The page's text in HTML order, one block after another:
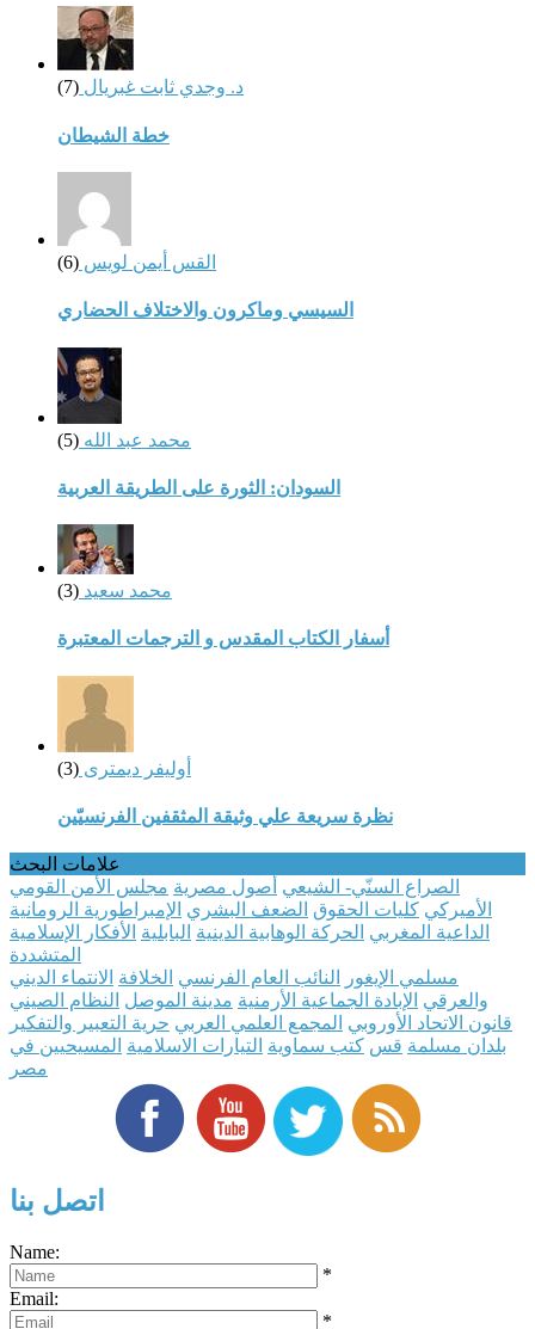
د. وجدي ثابت غبريال (7)
خطة الشيطان
القس أيمن لويس (6)
السيسي وماكرون والاختلاف الحضاري
محمد عبد الله (5)
السودان: الثورة على الطريقة العربية
محمد سعيد (3)
أسفار الكتاب المقدس و الترجمات المعتبرة
أوليفر ديمترى (3)
نظرة سريعة علي وثيقة المثقفين الفرنسيّين
علامات البحث
الصراع السنّي- الشيعي أصول مصرية مجلس الأمن القومي
الأميركي كليات الحقوق الضعف البشري الإمبراطورية الرومانية
الداعية المغربي الحركة الوهابية الدينية البابلية الأفكار الإسلامية
المتشددة
مسلمي الإيغور
النائب العام الفرنسي الخلافة الانتماء الديني
والعرقي الإبادة الجماعية الأرمنية مدينة الموصل النظام الصيني
قانون الاتحاد الأوروبي المجمع العلمي العربي حرية التعبير والتفكير
بلدان مسلمة قس كتب سماوية التيارات الاسلامية المسيحيين في
مصر
اتصل بنا
Name:
*
Email:
*